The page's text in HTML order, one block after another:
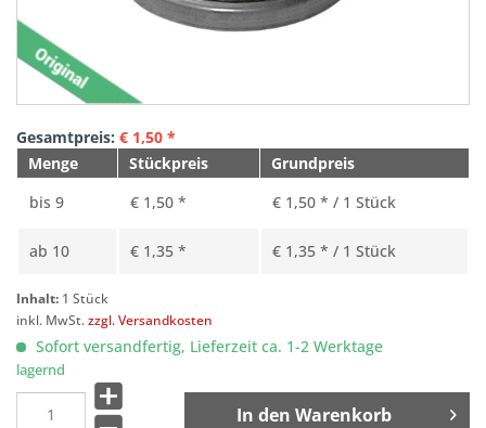
Gesamtpreis: € 1,50 *
Menge
Stückpreis
Grundpreis
bis 9 € 1,50 * € 1,50 * / 1 Stück
ab 10 € 1,35 * € 1,35 * / 1 Stück
Inhalt: 1 Stück
inkl. MwSt.zzgl. Versandkosten
Sofort versandfertig, Lieferzeit ca. 1-2 Werktage
lagernd
In den Warenkorb